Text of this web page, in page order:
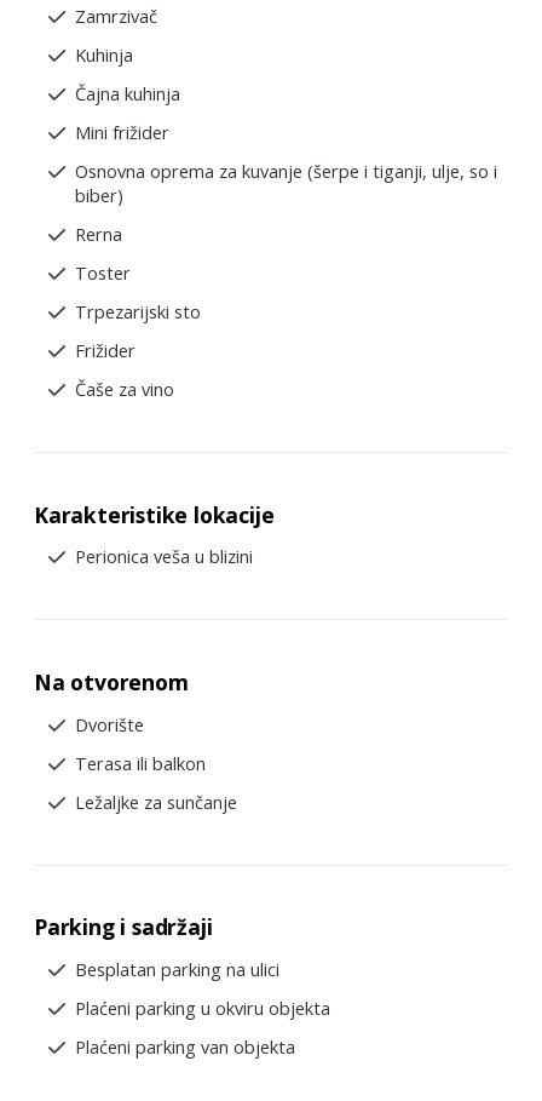
Zamrzivač
Kuhinja
Čajna kuhinja
Mini frižider
Osnovna oprema za kuvanje (šerpe i tiganji, ulje, so i
biber)
Rerna
Toster
Trpezarijski sto
Frižider
Čaše za vino
Karakteristike lokacije
Perionica veša u blizini
Na otvorenom
Dvorište
Terasa ili balkon
Ležaljke za sunčanje
Parking i sadržaji
Besplatan parking na ulici
Plaćeni parking u okviru objekta
Plaćeni parking van objekta